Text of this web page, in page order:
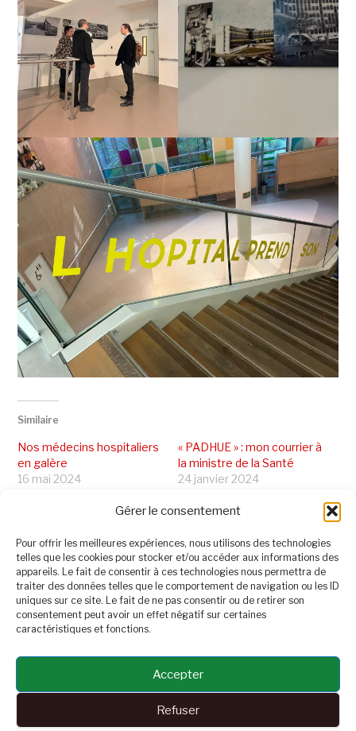
Gérer le consentement
Pour offrir les meilleures expériences, nous utilisons des technologies
telles que les cookies pour stocker et/ou accéder aux informations des
appareils. Le fait de consentir à ces technologies nous permettra de
traiter des données telles que le comportement de navigation ou les ID
uniques sur ce site. Le fait de ne pas consentir ou de retirer son
consentement peut avoir un effet négatif sur certaines
caractéristiques et fonctions.
Accepter
Refuser
Similaire
Nos médecins hospitaliers
en galère
16 mai 2024
« PADHUE » : mon courrier à
la ministre de la Santé
24 janvier 2024
des EVC adoptée !
13 juin 2025
Dans "Santé et solidarité
territoriale"
PRÉCÉDENT SUIVANT